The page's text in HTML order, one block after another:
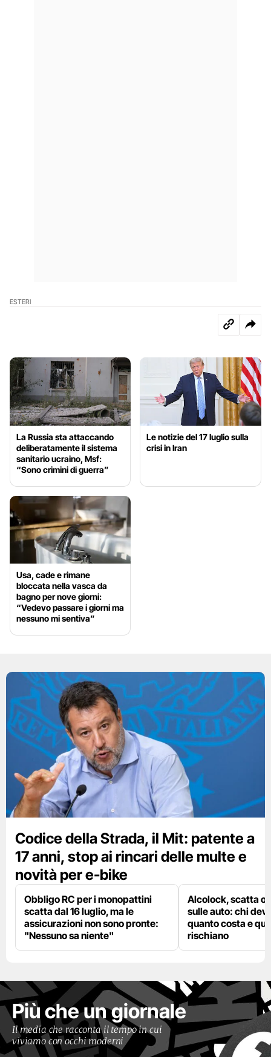
ESTERI
La Russia sta attaccando
deliberatamente il sistema
sanitario ucraino, Msf:
“Sono crimini di guerra”
Le notizie del 17 luglio sulla
crisi in Iran
Usa, cade e rimane
bloccata nella vasca da
bagno per nove giorni:
“Vedevo passare i giorni ma
nessuno mi sentiva”
Codice della Strada, il Mit: patente a
17 anni, stop ai rincari delle multe e
novità per e-bike
Obbligo RC per i monopattini
scatta dal 16 luglio, ma le
assicurazioni non sono pronte:
"Nessuno sa niente"
Alcolock, scatta
sulle auto: chi
quanto costa e
rischiano
Più che un giornale
Il media che racconta il tempo in cui
viviamo con occhi moderni